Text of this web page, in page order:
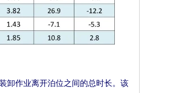
作业离开泊位之间的总时长。该